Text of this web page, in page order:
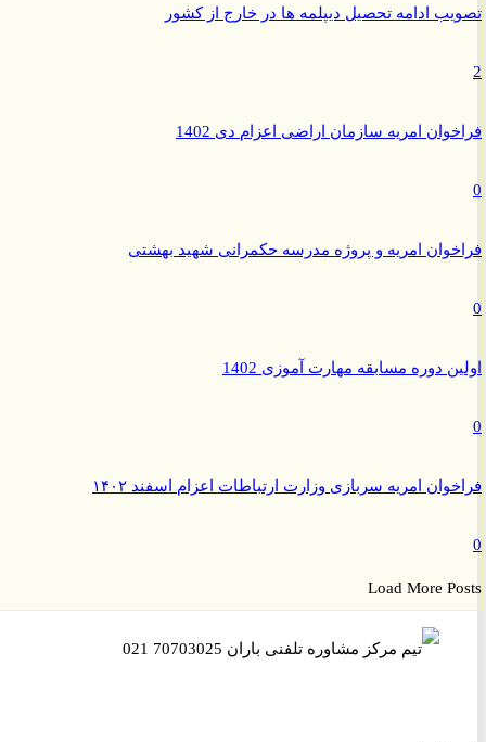
ادامه تحصیل دیپلمه ها در خارج از کشور
امریه سازمان اراضی اعزام دی 1402
امریه و پروژه مدرسه حکمرانی شهید بهشتی
دوره مسابقه مهارت آموزی 1402
امریه سربازی وزارت ارتباطات اعزام اسفند ۱۴۰۲
Load More